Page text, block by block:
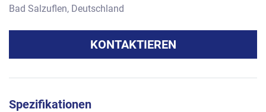
Bad Salzuflen, Deutschland
KONTAKTIEREN
Spezifikationen